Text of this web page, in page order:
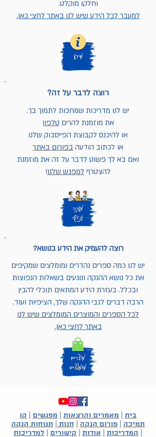
וחלקו מוקלט.
למעבר לכל הידע שיש לנו באתר לחצי כאן.
רוצה לדבר על זה?
יש לנו מדריכות שמחכות לתמוך בך.
את מוזמנת להרים טלפון
או להיכנס לקבוצת הפייסבוק שלנו
או לכתוב הודעה בפורום באתר
ואם בא לך פשוט לדבר על זה את מוזמנת
להצטרף למפגש שלנו!
רוצה להעמיק את הידע בנושא?
יש לנו כמה ספרים נהדרים ומומלצים שמקיפים
את כל נושא ההנקה ונוגעים בשאלות הנפוצות
ובכלל. בעזרת הידע המתאים תוכלי להבין
הרבה דברים לגבי ההנקה שלך, הציפיות ועוד.
לכל הספרים והמוצרים המומלצים שיש לנו
באתר לחצי כאן.
בית מאמרים והרצאות מפגשים
קו
תמיכה
פורום הנקה חנות
תנוחות הנקה
המדריכות אודות קישורים למדריכות